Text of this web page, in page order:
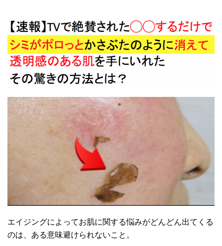
エイジングによってお肌に関する悩みがどんどん出てくる
のは、ある意味避けられないこと。